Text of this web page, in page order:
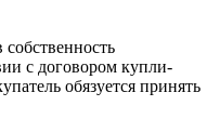
собственность
с договором купли-
обязуется принять